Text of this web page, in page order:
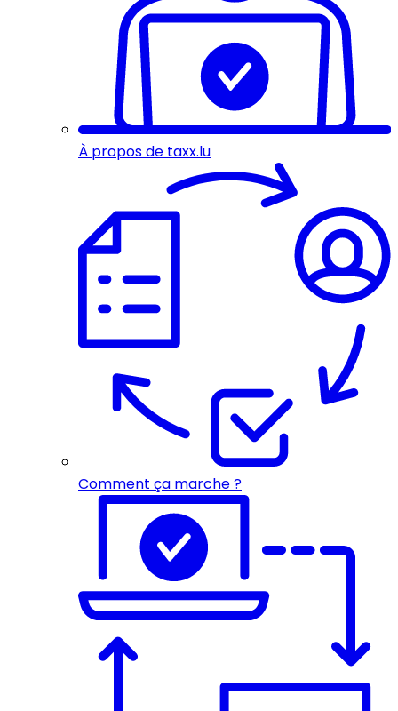
À propos de taxx.lu
Comment ça marche ?